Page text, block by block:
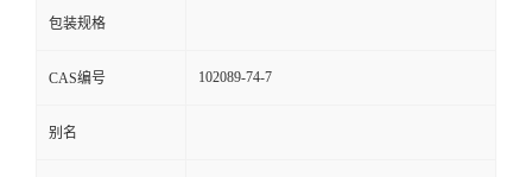
包装规格
CAS编号 102089-74-7
别名